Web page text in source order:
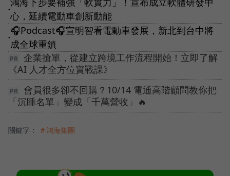
●
心，延續電動車創新動能
●
🎧Podcast🎧宣明智看電動車發展，新北到台中將
成全球重鎮
企業搶單，從建立跨境工作流程開始！立即了解
《AI 人才全方位實戰課》
會員很多卻不回購？10/14 電通高階顧問教你把
「沉睡名單」變成「千萬營收」🔥
關鍵字： ＃鴻海集團